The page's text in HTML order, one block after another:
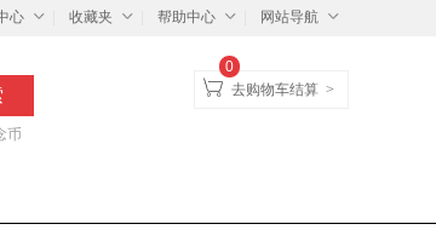
心 收藏夹 帮助中心 网站导航
币
去购物车结算 >
0